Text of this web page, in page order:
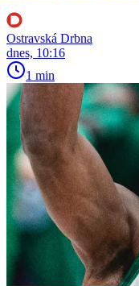
Ostravská Drbna
dnes, 10:16
1 min